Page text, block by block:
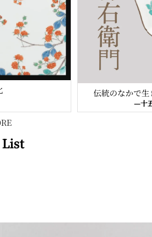
伝統のなかで
—十